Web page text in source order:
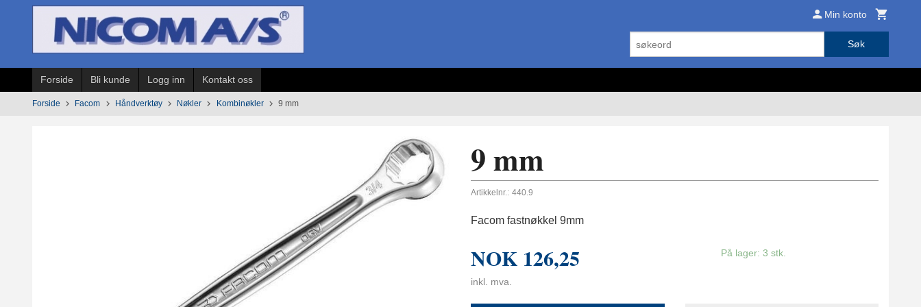
Min konto
Søk
Forside Bli kunde Logg inn Kontakt oss
Forside Facom Håndverktøy Nøkler Kombinøkler 9 mm
9 mm
Artikkelnr.: 440.9
Facom fastnøkkel 9mm
NOK 126,25
inkl. mva.
På lager: 3 stk.